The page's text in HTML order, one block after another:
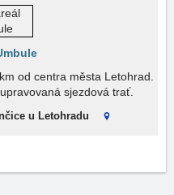
od centra města Letohrad.
sjezdová trať.
u Letohradu